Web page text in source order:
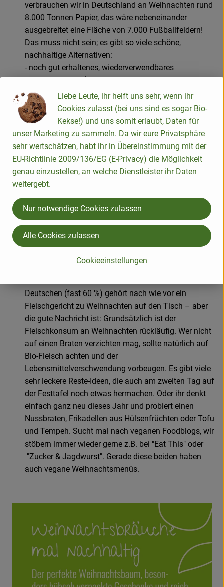
verbrauchen wir in Deutschland an Weihnachten rund
8.000 Tonnen Papier, das wäre nebeneinander
ausgebreitet eine Fläche von 7.000 Fußballfeldern!
Das muss nicht sein; es gibt so viele schöne,
nachhaltige Alternativen:
- noch gut erhaltenes, wiederverwendbares
Geschenkpapier (aufbügeln von links geht prima,
Achtung nur bei Papier, nicht Kunststoff-Folien
möglich!)
- alte Landkarten, Buchseiten oder Kalenderblätter,
auch Zeitungspapier
- (wiederverwertetes) Packpapier, in natur, von Kindern
bemalt, bestempelt oder mit ausgeschnittenen Motiven
beklebt
- Geschirrtücher, schöne Stoffbeutel, Halstücher etc, die
können
- zur weiteren Dekoration Jutebänder, Jutekordeln,
getrocknete Zitrusfrüchtescheiben, Zapfen, Zweige,
mehrmaligen Verwendung aufheben), am besten aus
Deutschen (fast 60 %) gehört nach wie vor ein
Fleischgericht zu Weihnachten auf den Tisch – aber
die gute Nachricht ist: Grundsätzlich ist der
Fleischkonsum an Weihnachten rückläufig. Wer nicht
auf einen Braten verzichten mag, sollte natürlich auf
Bio-Fleisch achten und der
Lebensmittelverschwendung vorbeugen. Es gibt viele
sehr leckere Reste-Ideen, die auch am zweiten Tag auf
der Festtafel noch etwas hermachen. Oder ihr denkt
einfach ganz neu dieses Jahr und probiert einen
Nussbraten, Frikadellen aus Hülsenfrüchten oder Tofu
und Tempeh. Sucht mal nach veganen Foodblogs, wir
stöbern immer wieder gerne z.B. bei "Eat This" oder
"Zucker & Jagdwurst". Gerade diese beiden haben
auch vegane Weihnachtsmenüs.
Liebe Leute, ihr helft uns sehr, wenn ihr
Cookies zulasst (bei uns sind es sogar Bio-
Kekse!) und uns somit erlaubt, Daten für
unser Marketing zu sammeln. Da wir eure Privatsphäre
sehr wertschätzen, habt ihr in Übereinstimmung mit der
EU-Richtlinie 2009/136/EG (E-Privacy) die Möglichkeit
genau einzustellen, an welche Dienstleister ihr Daten
weitergebt.
Cookieeinstellungen
Nur notwendige Cookies zulassen
Alle Cookies zulassen